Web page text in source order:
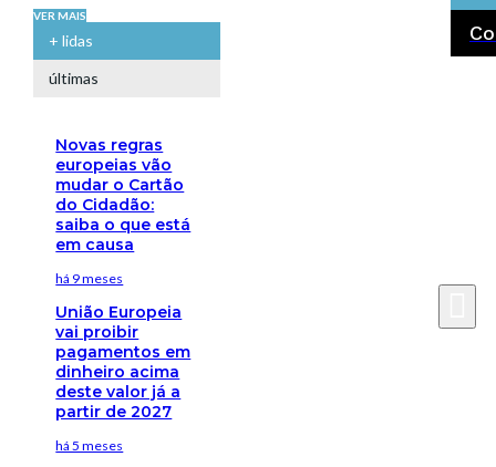
VER MAIS
+ lidas
últimas
Novas regras
europeias vão
mudar o Cartão
do Cidadão:
saiba o que está
em causa
há 9 meses
União Europeia
vai proibir
pagamentos em
dinheiro acima
deste valor já a
partir de 2027
há 5 meses